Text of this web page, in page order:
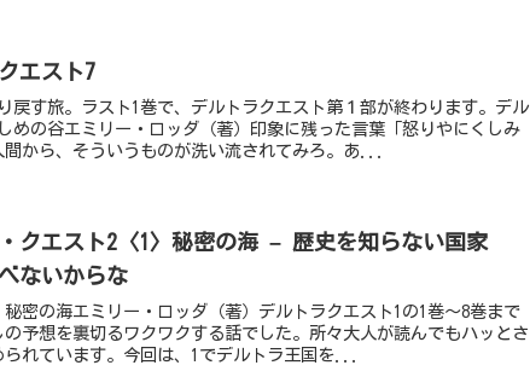
エスト7
戻す旅。ラスト1巻で、デルトラクエスト第１部が終わります。デル
めの谷エミリー・ロッダ（著）印象に残った言葉「怒りやにくしみ
から、そういうものが洗い流されてみろ。あ...
クエスト2〈1〉秘密の海 – 歴史を知らない国家
ないからな
密の海エミリー・ロッダ（著）デルトラクエスト1の1巻〜8巻まで
予想を裏切るワクワクする話でした。所々大人が読んでもハッとさ
れています。今回は、1でデルトラ王国を...